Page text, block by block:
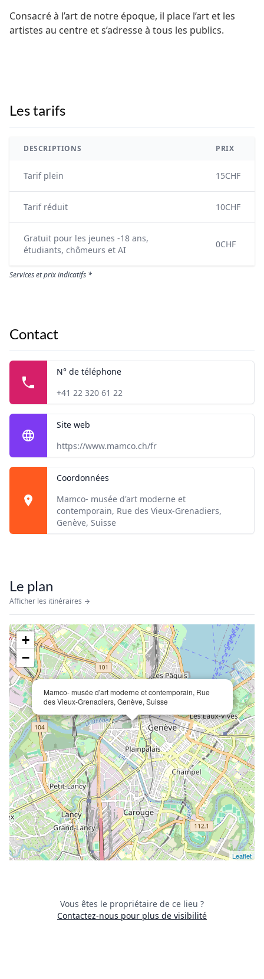
Consacré à l’art de notre époque, il place l’art et les
artistes au centre et s’adresse à tous les publics.
Les tarifs
DESCRIPTIONS PRIX
Tarif plein 15CHF
Tarif réduit 10CHF
Gratuit pour les jeunes -18 ans,
étudiants, chômeurs et AI
0CHF
Services et prix indicatifs *
Contact
N° de téléphone
+41 22 320 61 22
Site web
https://www.mamco.ch/fr
Coordonnées
Mamco- musée d'art moderne et
contemporain, Rue des Vieux-Grenadiers,
Genève, Suisse
Le plan
Afficher les itinéraires
Mamco- musée d'art moderne et contemporain, Rue
des Vieux-Grenadiers, Genève, Suisse
+
−
Leaflet
Vous êtes le propriétaire de ce lieu ?
Contactez-nous pour plus de visibilité